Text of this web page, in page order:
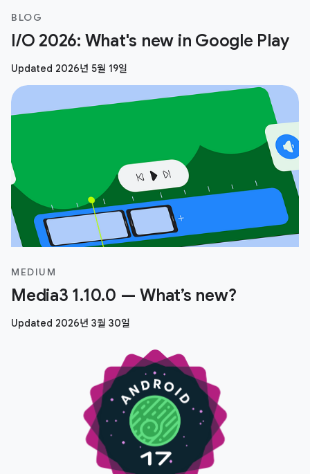
BLOG
I/O 2026: What's new in Google Play
Updated 2026년 5월 19일
MEDIUM
Media3 1.10.0 — What’s new?
Updated 2026년 3월 30일